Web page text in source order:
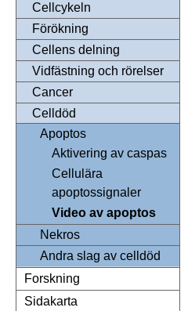
Cellcykeln
Förökning
Cellens delning
Vidfästning och rörelser
Cancer
Celldöd
Apoptos
Aktivering av caspas
Cellulära
apoptossignaler
Video av apoptos
Nekros
Andra slag av celldöd
Forskning
Sidakarta